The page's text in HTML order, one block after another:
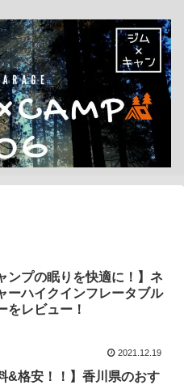
ンプの眠りを快適に！】ネ
ーハイクインフレータブル
をレビュー！
2021.12.19
&格安！！】香川県のおす